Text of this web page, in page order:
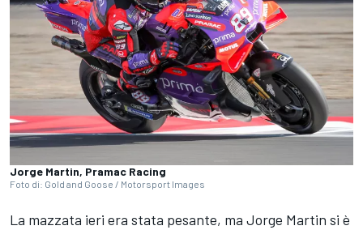
Jorge Martin, Pramac Racing
Foto di: Gold and Goose / Motorsport Images
La mazzata ieri era stata pesante, ma Jorge Martin si è